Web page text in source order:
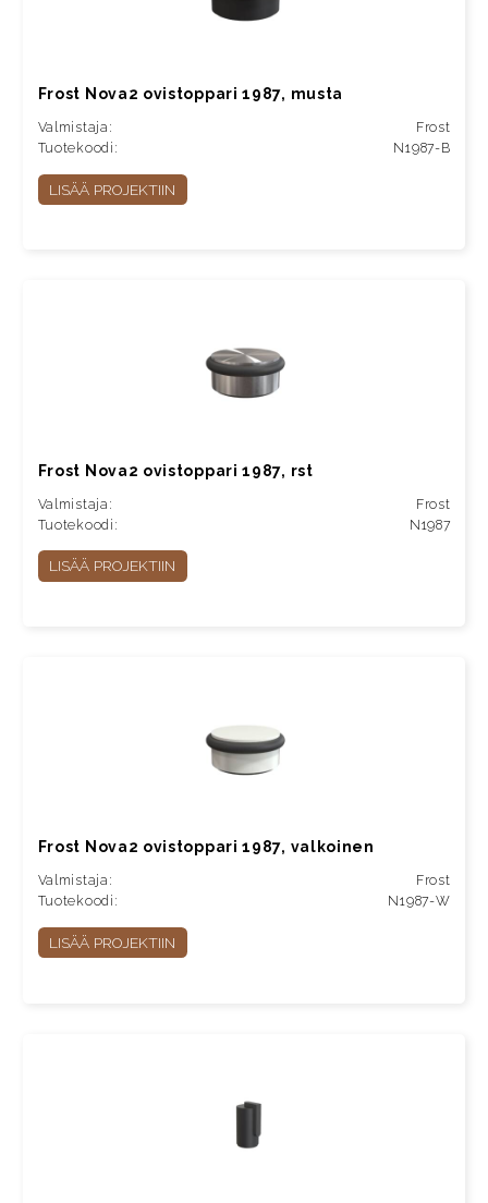
Frost Nova2 ovistoppari 1987, musta
Valmistaja:
Frost
Tuotekoodi:
N1987-B
LISÄÄ PROJEKTIIN
Frost Nova2 ovistoppari 1987, rst
Valmistaja:
Frost
Tuotekoodi:
N1987
LISÄÄ PROJEKTIIN
Frost Nova2 ovistoppari 1987, valkoinen
Valmistaja:
Frost
Tuotekoodi:
N1987-W
LISÄÄ PROJEKTIIN